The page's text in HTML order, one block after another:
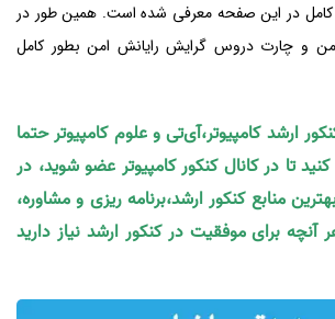
کامل در این صفحه معرفی شده است. همین طور در
امن و چارت دروس گرایش رایانش امن بطور کامل
ارشد کامپیوتر،آی‌تی و علوم کامپیوتر حتما
تا در کانال کنکور کامپیوتر عضو شوید، در
منابع کنکور ارشد،برنامه ریزی و مشاوره،
برای موفقیت در کنکور ارشد نیاز دارید